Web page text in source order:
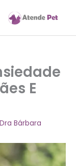
E
Dra Bárbara